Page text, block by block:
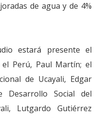
de agua y de 4%
estará presente el
Perú, Paul Martín; el
de Ucayali, Edgar
Desarrollo Social del
Lutgardo Gutiérrez